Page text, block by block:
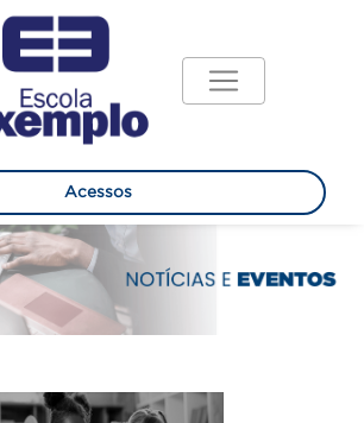
Acessos